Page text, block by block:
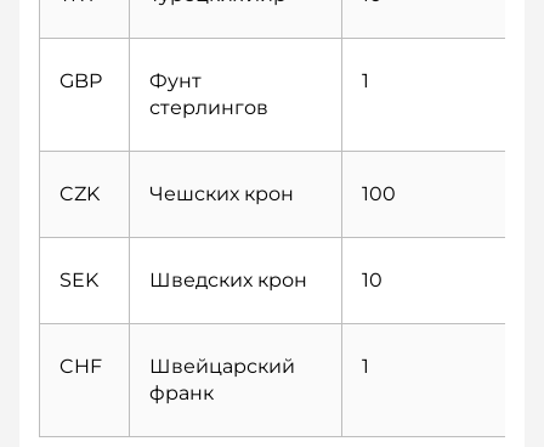
GBP
Фунт
стерлингов
1
CZK Чешских крон 100
SEK Шведских крон 10
CHF
Швейцарский
франк
1